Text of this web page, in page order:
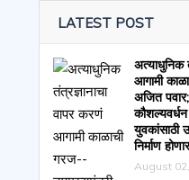
LATEST POST
अत्याधुनिक
आगामी
अजित
कौशल्यवर्धन
युवकांसाठी
निर्माण होणार
August